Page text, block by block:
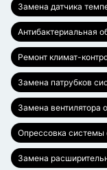
Замена датчика
Антибактериальная
Ремонт климат-
Замена патрубков
Замена вентилятора
Опрессовка системы
Замена